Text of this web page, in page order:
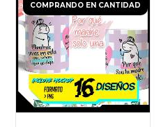
COMPRANDO EN CANTIDAD